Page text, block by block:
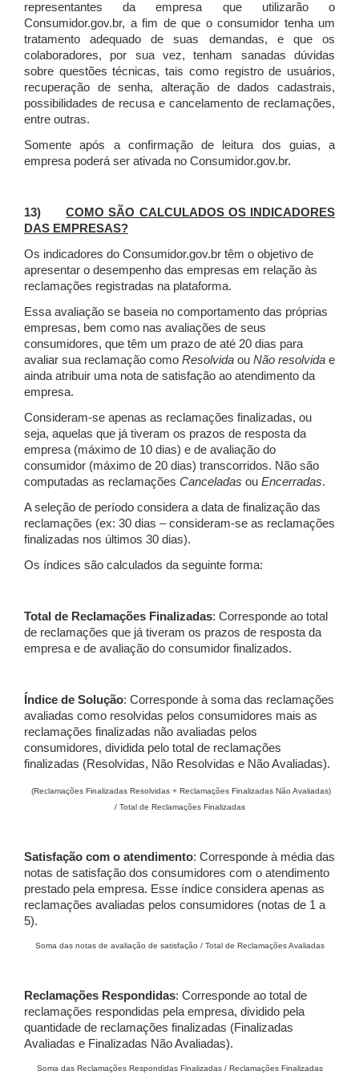
representantes da empresa que utilizarão o
Consumidor.gov.br, a fim de que o consumidor tenha um
tratamento adequado de suas demandas, e que os
colaboradores, por sua vez, tenham sanadas dúvidas
sobre questões técnicas, tais como registro de usuários,
recuperação de senha, alteração de dados cadastrais,
possibilidades de recusa e cancelamento de reclamações,
entre outras.
Somente após a confirmação de leitura dos guias, a
empresa poderá ser ativada no Consumidor.gov.br.
13)COMO SÃO CALCULADOS OS INDICADORES
DAS EMPRESAS?
Os indicadores do Consumidor.gov.br têm o objetivo de
apresentar o desempenho das empresas em relação às
reclamações registradas na plataforma.
Essa avaliação se baseia no comportamento das próprias
empresas, bem como nas avaliações de seus
consumidores, que têm um prazo de até 20 dias para
avaliar sua reclamação como Resolvida ou Não resolvida e
ainda atribuir uma nota de satisfação ao atendimento da
empresa.
Consideram-se apenas as reclamações finalizadas, ou
seja, aquelas que já tiveram os prazos de resposta da
empresa (máximo de 10 dias) e de avaliação do
consumidor (máximo de 20 dias) transcorridos. Não são
computadas as reclamações Canceladas ou Encerradas.
A seleção de período considera a data de finalização das
reclamações (ex: 30 dias – consideram-se as reclamações
finalizadas nos últimos 30 dias).
Os índices são calculados da seguinte forma:
Total de Reclamações Finalizadas: Corresponde ao total
de reclamações que já tiveram os prazos de resposta da
empresa e de avaliação do consumidor finalizados.
Índice de Solução: Corresponde à soma das reclamações
avaliadas como resolvidas pelos consumidores mais as
reclamações finalizadas não avaliadas pelos
consumidores, dividida pelo total de reclamações
finalizadas (Resolvidas, Não Resolvidas e Não Avaliadas).
(Reclamações Finalizadas Resolvidas + Reclamações Finalizadas Não Avaliadas)
/ Total de Reclamações Finalizadas
Satisfação com o atendimento: Corresponde à média das
notas de satisfação dos consumidores com o atendimento
prestado pela empresa. Esse índice considera apenas as
reclamações avaliadas pelos consumidores (notas de 1 a
5).
Soma das notas de avaliação de satisfação / Total de Reclamações Avaliadas
Reclamações Respondidas: Corresponde ao total de
reclamações respondidas pela empresa, dividido pela
quantidade de reclamações finalizadas (Finalizadas
Avaliadas e Finalizadas Não Avaliadas).
Soma das Reclamações Respondidas Finalizadas / Reclamações Finalizadas